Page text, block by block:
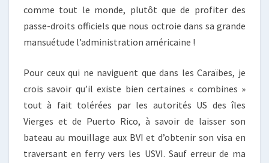
comme tout le monde, plutôt que de profiter des
passe-droits officiels que nous octroie dans sa grande
mansuétude l’administration américaine !
Pour ceux qui ne naviguent que dans les Caraïbes, je
crois savoir qu’il existe bien certaines « combines »
tout à fait tolérées par les autorités US des îles
Vierges et de Puerto Rico, à savoir de laisser son
bateau au mouillage aux BVI et d’obtenir son visa en
traversant en ferry vers les USVI. Sauf erreur de ma